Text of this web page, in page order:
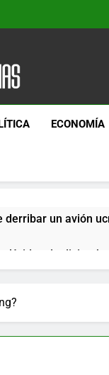
ECONOMÍA
derribar un avión
de diciembre
años